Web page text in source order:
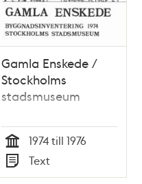
Gamla Enskede /
Stockholms
stadsmuseum
Tid
1974 till 1976
Typ
Text